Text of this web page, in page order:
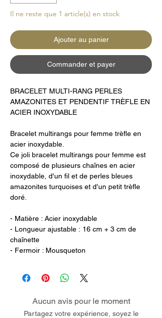
Il ne reste que 1 article(s) en stock
Ajouter au panier
Commander et payer
BRACELET MULTI-RANG PERLES
AMAZONITES ET PENDENTIF TRÈFLE EN
ACIER INOXYDABLE
Bracelet multirangs pour femme trèfle en
acier inoxydable.
Ce joli bracelet multirangs pour femme est
composé de plusieurs chaînes en acier
inoxydable, d'un fil et de perles bleues
amazonites turquoises et d'un petit trèfle
doré.
- Matière : Acier inoxydable
- Longueur ajustable : 16 cm + 3 cm de
chaînette
- Fermoir : Mousqueton
Aucun avis pour le moment
Partagez votre expérience, soyez le